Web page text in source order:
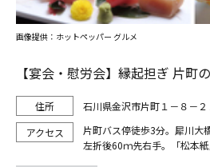
【宴会・慰労会】縁起担ぎ 片町
石川県金沢市片町１－８－２
片町バス停徒歩3分。犀川大
左折後60ｍ先右手。「松本紙
画像提供：ホットペッパー グルメ